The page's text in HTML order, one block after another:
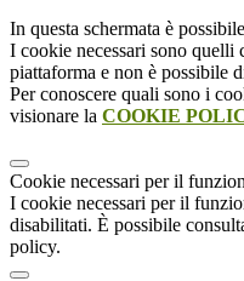
In questa schermata è
I cookie necessari sono quelli
piattaforma e non è possibile
Per conoscere quali sono i
visionare la COOKIE
Cookie necessari per il
I cookie necessari per il
disabilitati. È possibile
policy.